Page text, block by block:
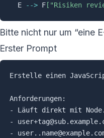
  E
--> F ["Risiken
Bitte nicht nur um “eine
Erster Prompt
Erstelle einen
Anforderungen:
- Läuft direkt mit
-
-